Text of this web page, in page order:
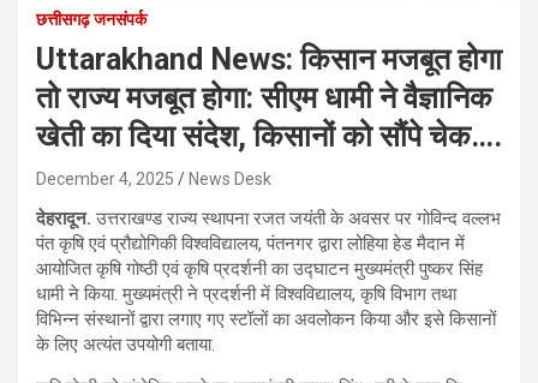
छत्तीसगढ़ जनसंपर्क
Uttarakhand News: किसान मजबूत होगा
तो राज्य मजबूत होगा: सीएम धामी ने वैज्ञानिक
खेती का दिया संदेश, किसानों को सौंपे चेक….
December 4, 2025 News Desk
देहरादून.उत्तराखण्ड राज्य स्थापना रजत जयंती के अवसर पर गोविन्द वल्लभ
पंत कृषि एवं प्रौद्योगिकी विश्वविद्यालय, पंतनगर द्वारा लोहिया हेड मैदान में
आयोजित कृषि गोष्ठी एवं कृषि प्रदर्शनी का उद्घाटन मुख्यमंत्री पुष्कर सिंह
धामी ने किया. मुख्यमंत्री ने प्रदर्शनी में विश्वविद्यालय, कृषि विभाग तथा
विभिन्न संस्थानों द्वारा लगाए गए स्टॉलों का अवलोकन किया और इसे किसानों
के लिए अत्यंत उपयोगी बताया.